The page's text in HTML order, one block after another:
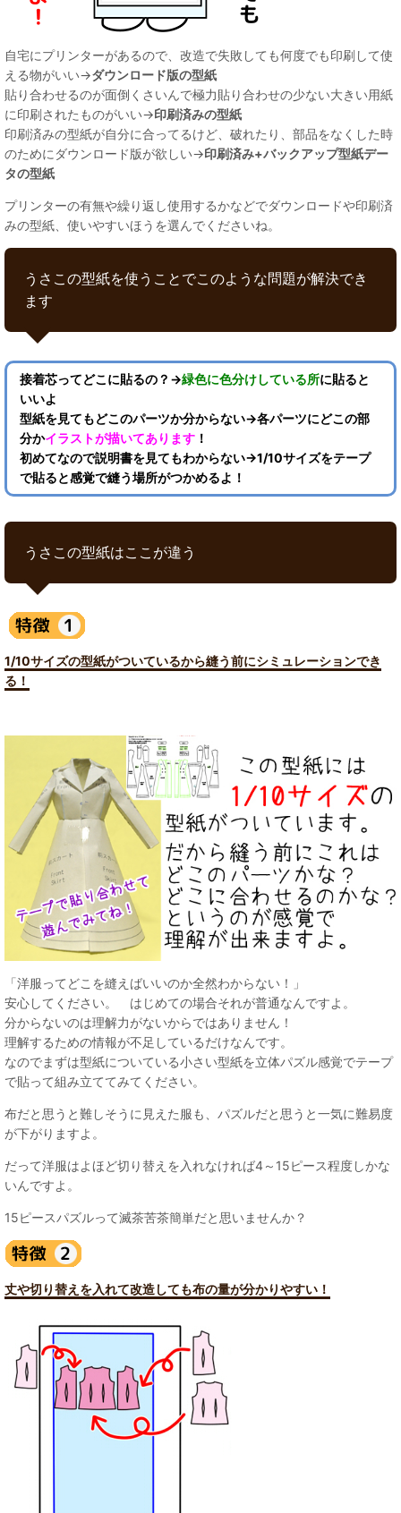
自宅にプリンターがあるので、改造で失敗しても何度でも印刷して使
える物がいい→ダウンロード版の型紙
貼り合わせるのが面倒くさいんで極力貼り合わせの少ない大きい用紙
に印刷されたものがいい→印刷済みの型紙
印刷済みの型紙が自分に合ってるけど、破れたり、部品をなくした時
のためにダウンロード版が欲しい→印刷済み+バックアップ型紙デー
タの型紙
プリンターの有無や繰り返し使用するかなどでダウンロードや印刷済
みの型紙、使いやすいほうを選んでくださいね。
うさこの型紙を使うことでこのような問題が解決でき
ます
接着芯ってどこに貼るの？→緑色に色分けしている所に貼ると
いいよ
型紙を見てもどこのパーツか分からない→各パーツにどこの部
分かイラストが描いてあります ！
初めてなので説明書を見てもわからない→1/10サイズをテープ
で貼ると感覚で縫う場所がつかめるよ！
うさこの型紙はここが違う
1/10サイズの型紙がついているから縫う前にシミュレーションでき
る！
「洋服ってどこを縫えばいいのか全然わからない！」
安心してください。 はじめての場合それが普通なんですよ。
分からないのは理解力がないからではありません！
理解するための情報が不足しているだけなんです。
なのでまずは型紙についている小さい型紙を立体パズル感覚でテープ
で貼って組み立ててみてください。
布だと思うと難しそうに見えた服も、パズルだと思うと一気に難易度
が下がりますよ。
だって洋服はよほど切り替えを入れなければ4～15ピース程度しかな
いんですよ。
15ピースパズルって滅茶苦茶簡単だと思いませんか？
丈や切り替えを入れて改造しても布の量が分かりやすい！